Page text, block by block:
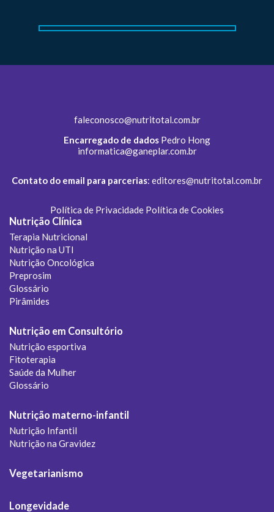
faleconosco@nutritotal.com.br
Encarregado de dados Pedro Hong
informatica@ganeplar.com.br
Contato do email para parcerias: editores@nutritotal.com.br
Política de Privacidade Política de Cookies
Nutrição Clínica
Terapia Nutricional
Nutrição na UTI
Nutrição Oncológica
Preprosim
Glossário
Pirâmides
Nutrição em Consultório
Nutrição esportiva
Fitoterapia
Saúde da Mulher
Glossário
Nutrição materno-infantil
Nutrição Infantil
Nutrição na Gravidez
Vegetarianismo
Longevidade